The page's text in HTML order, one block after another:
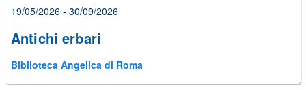
19/05/2026 - 30/09/2026
Antichi erbari
Biblioteca Angelica di Roma